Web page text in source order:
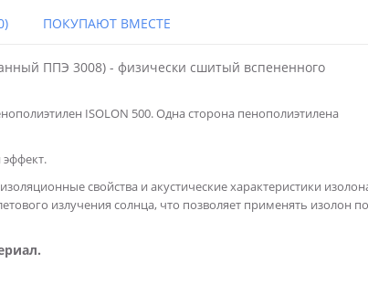
ПОКУПАЮТ ВМЕСТЕ
ППЭ 3008) - физически сшитый вспененного
ISOLON 500. Одна сторона пенополиэтилена
свойства и акустические характеристики
излучения солнца, что позволяет применять изолон